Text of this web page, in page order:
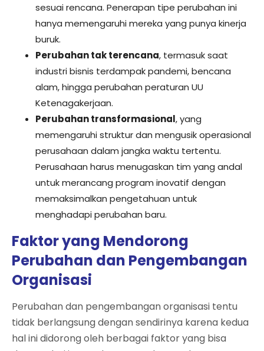
sesuai rencana. Penerapan tipe perubahan ini
hanya memengaruhi mereka yang punya kinerja
buruk.
Perubahan tak terencana, termasuk saat
industri bisnis terdampak pandemi, bencana
alam, hingga perubahan peraturan UU
Ketenagakerjaan.
Perubahan transformasional, yang
memengaruhi struktur dan mengusik operasional
perusahaan dalam jangka waktu tertentu.
Perusahaan harus menugaskan tim yang andal
untuk merancang program inovatif dengan
memaksimalkan pengetahuan untuk
menghadapi perubahan baru.
Faktor yang Mendorong
Perubahan dan Pengembangan
Organisasi
Perubahan dan pengembangan organisasi tentu
tidak berlangsung dengan sendirinya karena kedua
hal ini didorong oleh berbagai faktor yang bisa